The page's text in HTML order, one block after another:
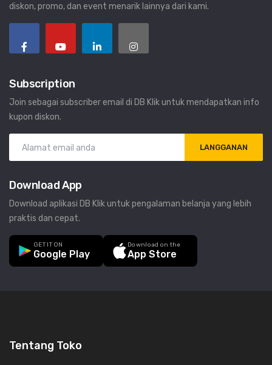
diskon, promo, dan event menarik lainnya dari kami.
Subscription
Join sebagai subscriber email di DB Klik untuk mendapatkan info
kupon diskon.
LANGGANAN
Download App
Download aplikasi DB Klik untuk pengalaman belanja yang lebih
praktis dan cepat.
GET IT ON
Google Play
Download on the
App Store
Tentang Toko